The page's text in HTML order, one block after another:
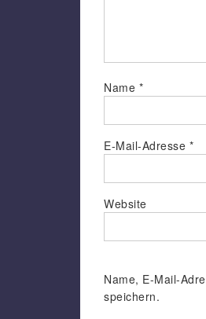
Name *
E-Mail-Adresse *
Website
Name, E-Mail-
speichern.